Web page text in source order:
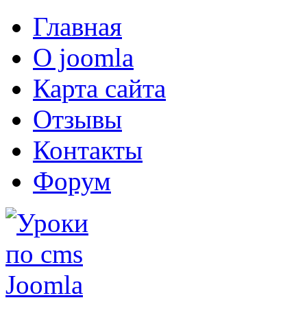
Главная
О joomla
Карта сайта
Отзывы
Контакты
Форум